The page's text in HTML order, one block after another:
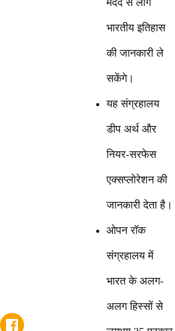
मदद से लोग
भारतीय इतिहास
की जानकारी ले
सकेंगे।
यह संग्रहालय
डीप अर्थ और
नियर-सरफेस
एक्सप्लोरेशन की
जानकारी देता है।
ओपन रॉक
संग्रहालय में
भारत के अलग-
अलग हिस्सों से